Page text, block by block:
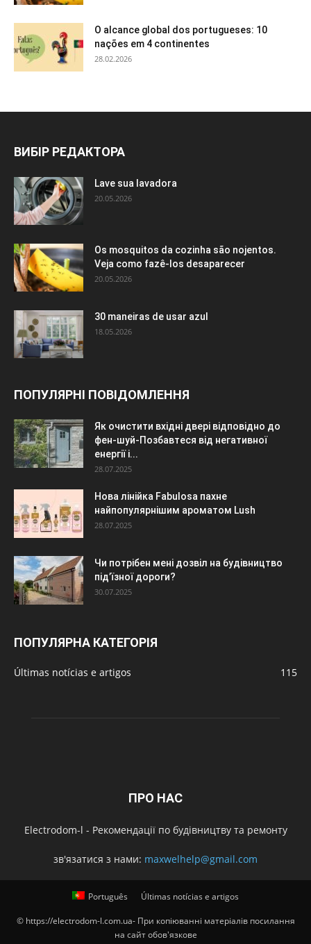
O alcance global dos portugueses: 10
nações em 4 continentes
28.02.2026
ВИБІР РЕДАКТОРА
Lave sua lavadora
20.05.2026
Os mosquitos da cozinha são nojentos.
Veja como fazê-los desaparecer
20.05.2026
30 maneiras de usar azul
18.05.2026
ПОПУЛЯРНІ ПОВІДОМЛЕННЯ
Як очистити вхідні двері відповідно до
фен-шуй-Позбавтеся від негативної
енергії і...
28.07.2025
Нова лінійка Fabulosa пахне
найпопулярнішим ароматом Lush
28.07.2025
Чи потрібен мені дозвіл на будівництво
під’їзної дороги?
30.07.2025
ПОПУЛЯРНА КАТЕГОРІЯ
Últimas notícias e artigos 115
ПРО НАС
Electrodom-l - Рекомендації по будівництву та ремонту
зв'язатися з нами: maxwelhelp@gmail.com
Português Últimas notícias e artigos
© https://electrodom-l.com.ua- При копіюванні матеріалів посилання
на сайт обов'язкове